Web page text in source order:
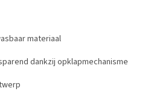
materiaal
dankzij opklapmechanisme